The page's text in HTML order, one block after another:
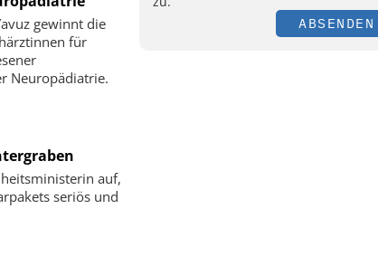
gewinnt die
für
Neuropädiatrie.
auf,
seriös und
ABSENDEN